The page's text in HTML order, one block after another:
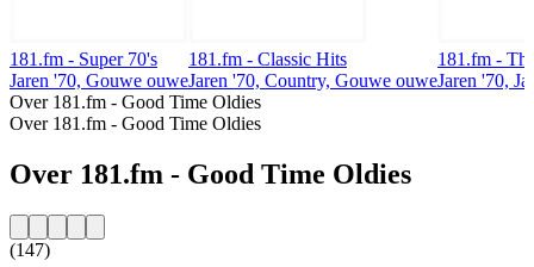
181.fm - Super 70's
Jaren '70, Gouwe ouwe
181.fm - Classic Hits
Jaren '70, Country, Gouwe ouwe
181.fm -
Jaren '70,
Over 181.fm - Good Time Oldies
Over 181.fm - Good Time Oldies
Over 181.fm - Good Time Oldies
(147)